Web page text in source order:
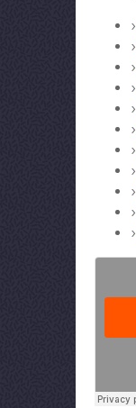
›
›
›
›
›
›
›
›
›
›
›